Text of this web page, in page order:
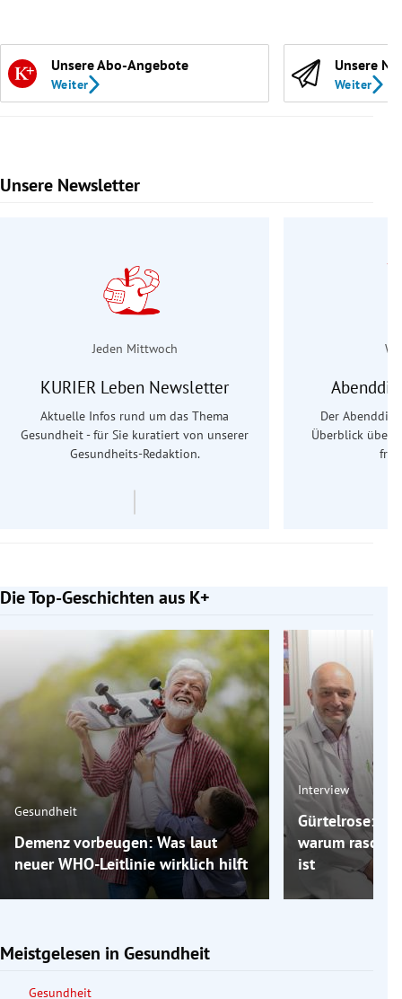
Unsere Abo-Angebote
Weiter
Unsere
Weiter
Unsere Newsletter
Slide 1 von 9
Jeden Mittwoch
KURIER Leben Newsletter
Aktuelle Infos rund um das Thema
Gesundheit - für Sie kuratiert von unserer
Gesundheits-Redaktion.
Der
Überblick über
Die Top-Geschichten aus K+
Slide 1 von 7
Gesundheit
Demenz vorbeugen: Was laut
neuer WHO-Leitlinie wirklich hilft
Interview
Gürtelrose:
warum
ist
Meistgelesen in Gesundheit
Gesundheit